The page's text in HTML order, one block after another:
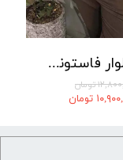
کت شلوار فاستونی سوزنی جامعه 001
تومان
تومان